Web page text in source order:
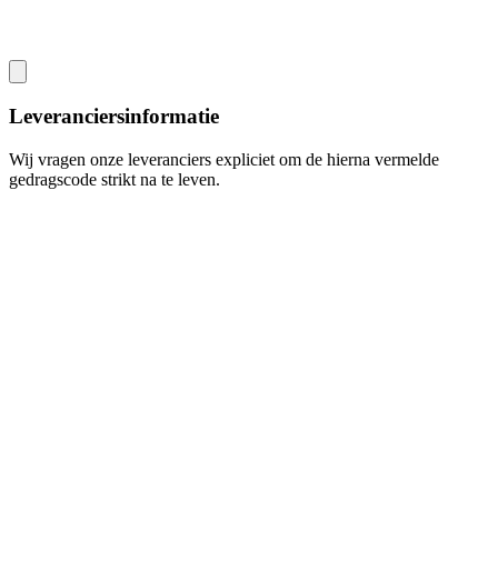
Leveranciersinformatie
Wij vragen onze leveranciers expliciet om de hierna vermelde
gedragscode strikt na te leven.